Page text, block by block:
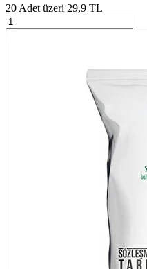
20 Adet üzeri 29,9 TL